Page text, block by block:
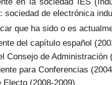
sociedad de electrónica
que ha sido o es
del capítulo español
Consejo de Administración
para Conferencias
Electo (2008-2009)